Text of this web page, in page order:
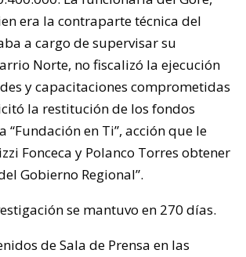
era la contraparte técnica del
a cargo de supervisar su
Norte, no fiscalizó la ejecución
y capacitaciones comprometidas
la restitución de los fondos
“Fundación en Ti”, acción que le
Fonceca y Polanco Torres obtener
Gobierno Regional”.
se mantuvo en 270 días.
de Sala de Prensa en las